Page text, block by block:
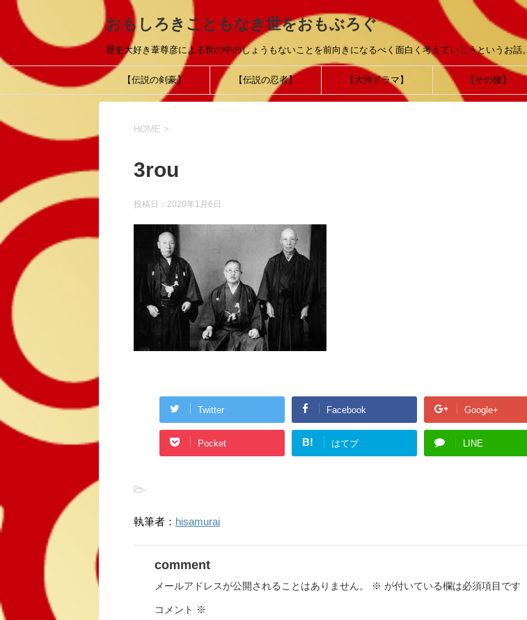
おもしろきこともなき世をおもぶろぐ
歴史大好き葦尊彦による世の中のしょうもないことを前向きになるべく面白く考えていこうというお話。
【伝説の剣豪】 【伝説の忍者】 【大河ドラマ】 【その後】
HOME >
3rou
投稿日： 2020年1月6日
Twitter Facebook Google+
Pocket B! はてブ LINE
-
執筆者： hisamurai
comment
メールアドレスが公開されることはありません。 ※ が付いている欄は必須項目です
コメント ※